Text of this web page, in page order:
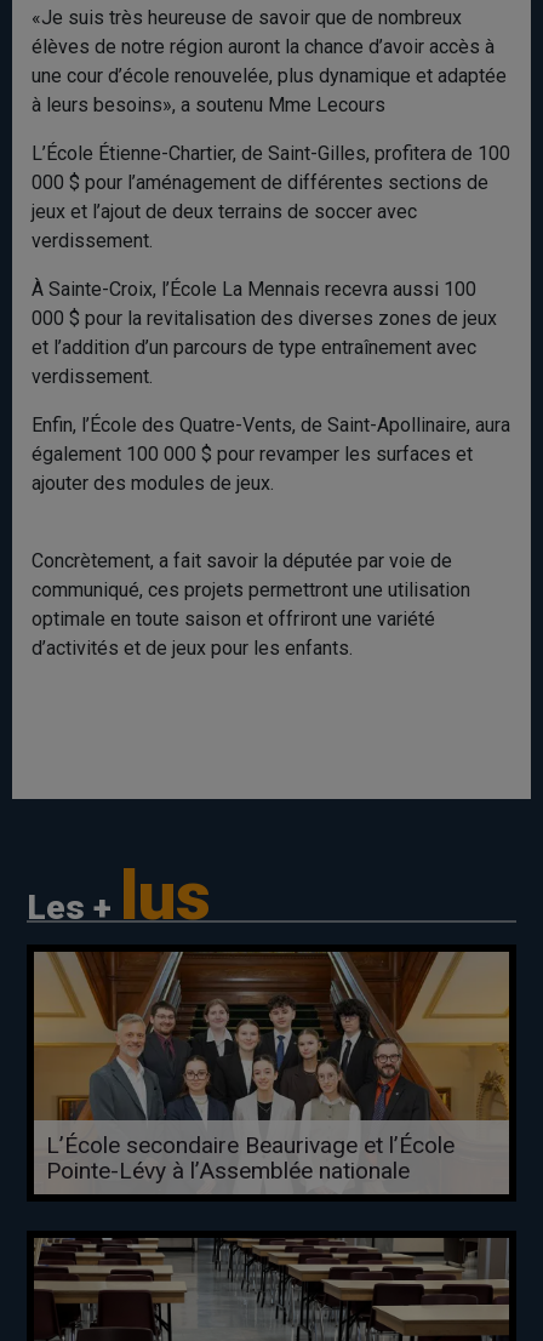
«Je suis très heureuse de savoir que de nombreux
élèves de notre région auront la chance d’avoir accès à
une cour d’école renouvelée, plus dynamique et adaptée
à leurs besoins», a soutenu Mme Lecours
L’École Étienne-Chartier, de Saint-Gilles, profitera de 100
000 $ pour l’aménagement de différentes sections de
jeux et l’ajout de deux terrains de soccer avec
verdissement.
À Sainte-Croix, l’École La Mennais recevra aussi 100
000 $ pour la revitalisation des diverses zones de jeux
et l’addition d’un parcours de type entraînement avec
verdissement.
Enfin, l’École des Quatre-Vents, de Saint-Apollinaire, aura
également 100 000 $ pour revamper les surfaces et
ajouter des modules de jeux.
Concrètement, a fait savoir la députée par voie de
communiqué, ces projets permettront une utilisation
optimale en toute saison et offriront une variété
d’activités et de jeux pour les enfants.
Les + lus
L’École secondaire Beaurivage et l’École
Pointe-Lévy à l’Assemblée nationale